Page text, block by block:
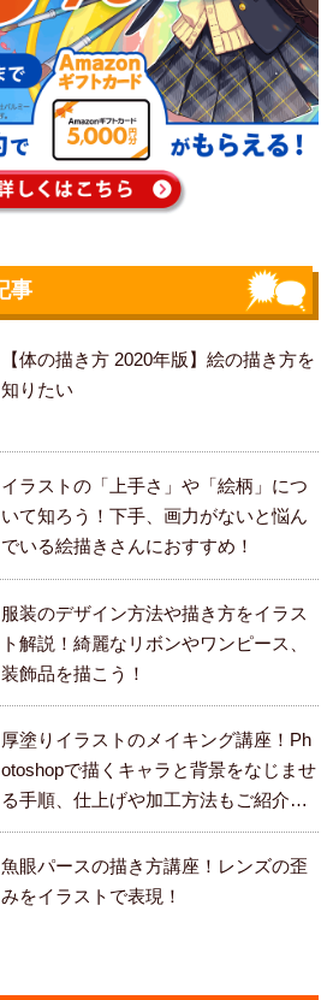
事
【体の描き方 2020年版】絵の描き方を
知りたい
イラストの「上手さ」や「絵柄」につ
いて知ろう！下手、画力がないと悩ん
でいる絵描きさんにおすすめ！
服装のデザイン方法や描き方をイラス
ト解説！綺麗なリボンやワンピース、
装飾品を描こう！
厚塗りイラストのメイキング講座！Ph
otoshopで描くキャラと背景をなじませ
る手順、仕上げや加工方法もご紹介し
ます。
魚眼パースの描き方講座！レンズの歪
みをイラストで表現！